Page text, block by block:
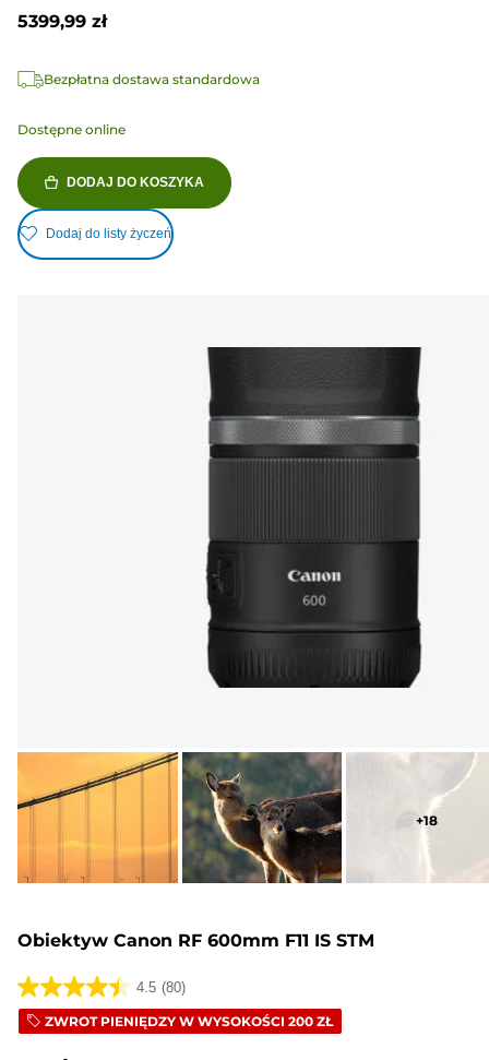
5399,99 zł
Bezpłatna dostawa standardowa
Dostępne online
DODAJ DO KOSZYKA
Dodaj do listy życzeń
+18
Obiektyw Canon RF 600mm F11 IS STM
4.5 (80)
4.5
na ZWROT PIENIĘDZY W WYSOKOŚCI 200 ZŁ